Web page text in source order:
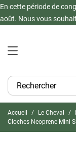
En cette période de
août. Nous vous
Accueil Le Cheval
Cloches Neoprene Mini